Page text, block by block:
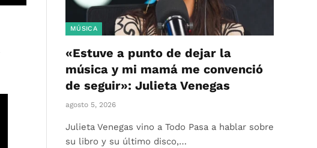
MÚSICA
«Estuve a punto de dejar la
música y mi mamá me convenció
de seguir»: Julieta Venegas
agosto 5, 2026
Julieta Venegas vino a Todo Pasa a hablar sobre
su libro y su último disco,…